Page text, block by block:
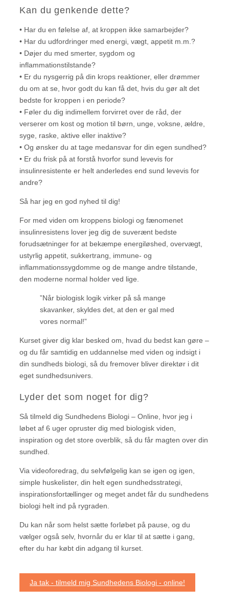
Kan du genkende dette?
• Har du en følelse af, at kroppen ikke samarbejder?
• Har du udfordringer med energi, vægt, appetit m.m.?
• Døjer du med smerter, sygdom og
inflammationstilstande?
• Er du nysgerrig på din krops reaktioner, eller drømmer
du om at se, hvor godt du kan få det, hvis du gør alt det
bedste for kroppen i en periode?
• Føler du dig indimellem forvirret over de råd, der
verserer om kost og motion til børn, unge, voksne, ældre,
syge, raske, aktive eller inaktive?
• Og ønsker du at tage medansvar for din egen sundhed?
• Er du frisk på at forstå hvorfor sund levevis for
insulinresistente er helt anderledes end sund levevis for
andre?
Så har jeg en god nyhed til dig!
For med viden om kroppens biologi og fænomenet
insulinresistens lover jeg dig de suverænt bedste
forudsætninger for at bekæmpe energiløshed, overvægt,
ustyrlig appetit, sukkertrang, immune- og
inflammationssygdomme og de mange andre tilstande,
den moderne normal holder ved lige.
”Når biologisk logik virker på så mange
skavanker, skyldes det, at den er gal med
vores normal!”
Kurset giver dig klar besked om, hvad du bedst kan gøre –
og du får samtidig en uddannelse med viden og indsigt i
din sundheds biologi, så du fremover bliver direktør i dit
eget sundhedsunivers.
Lyder det som noget for dig?
Så tilmeld dig Sundhedens Biologi – Online, hvor jeg i
løbet af 6 uger opruster dig med biologisk viden,
inspiration og det store overblik, så du får magten over din
sundhed.
Via videoforedrag, du selvfølgelig kan se igen og igen,
simple huskelister, din helt egen sundhedsstrategi,
inspirationsfortællinger og meget andet får du sundhedens
biologi helt ind på rygraden.
Du kan når som helst sætte forløbet på pause, og du
vælger også selv, hvornår du er klar til at sætte i gang,
efter du har købt din adgang til kurset.
Ja tak - tilmeld mig Sundhedens Biologi - online!